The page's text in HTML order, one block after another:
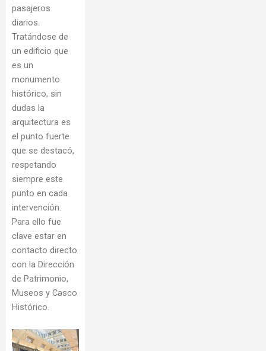
pasajeros
diarios.
Tratándose de
un edificio que
es un
monumento
histórico, sin
dudas la
arquitectura es
el punto fuerte
que se destacó,
respetando
siempre este
punto en cada
intervención.
Para ello fue
clave estar en
contacto directo
con la Dirección
de Patrimonio,
Museos y Casco
Histórico.